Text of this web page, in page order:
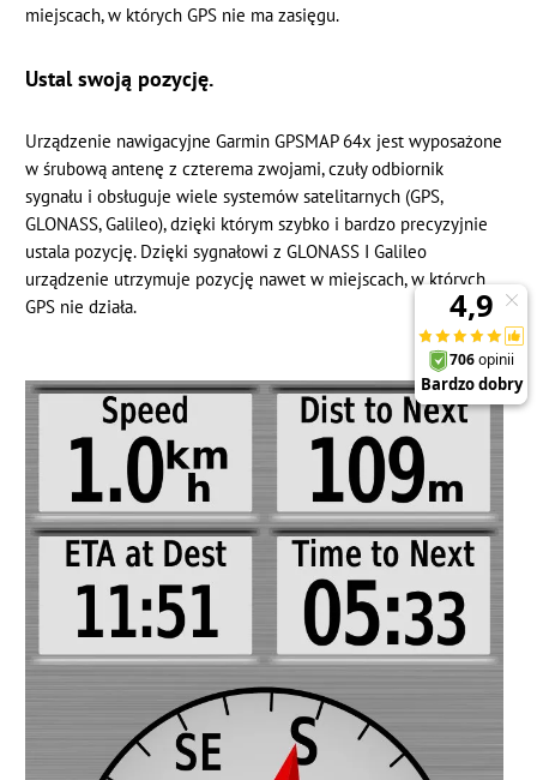
miejscach, w których GPS nie ma zasięgu.
Ustal swoją pozycję.
Urządzenie nawigacyjne Garmin GPSMAP 64x jest wyposażone
w śrubową antenę z czterema zwojami, czuły odbiornik
sygnału i obsługuje wiele systemów satelitarnych (GPS,
GLONASS, Galileo), dzięki którym szybko i bardzo precyzyjnie
ustala pozycję. Dzięki sygnałowi z GLONASS I Galileo
urządzenie utrzymuje pozycję nawet w miejscach, w których
GPS nie działa.